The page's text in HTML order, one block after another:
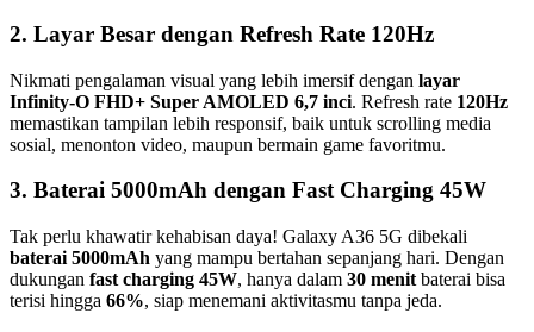
2. Layar Besar dengan Refresh Rate 120Hz
Nikmati pengalaman visual yang lebih imersif dengan layar
Infinity-O FHD+ Super AMOLED 6,7 inci. Refresh rate 120Hz
memastikan tampilan lebih responsif, baik untuk scrolling media
sosial, menonton video, maupun bermain game favoritmu.
3. Baterai 5000mAh dengan Fast Charging 45W
Tak perlu khawatir kehabisan daya! Galaxy A36 5G dibekali
baterai 5000mAh yang mampu bertahan sepanjang hari. Dengan
dukungan fast charging 45W, hanya dalam 30 menit baterai bisa
terisi hingga 66%, siap menemani aktivitasmu tanpa jeda.